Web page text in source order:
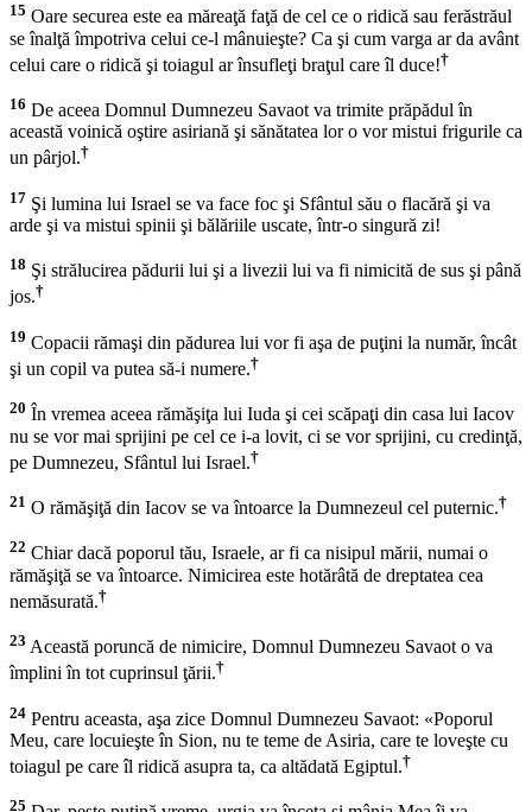
15 Oare securea este ea măreaţă faţă de cel ce o ridică sau ferăstrăul
se înalţă împotriva celui ce-l mânuieşte? Ca şi cum varga ar da avânt
celui care o ridică şi toiagul ar însufleţi braţul care îl duce!†
16 De aceea Domnul Dumnezeu Savaot va trimite prăpădul în
această voinică oştire asiriană şi sănătatea lor o vor mistui frigurile ca
un pârjol.†
17 Şi lumina lui Israel se va face foc şi Sfântul său o flacără şi va
arde şi va mistui spinii şi bălăriile uscate, într-o singură zi!
18 Şi strălucirea pădurii lui şi a livezii lui va fi nimicită de sus şi până
jos.†
19 Copacii rămaşi din pădurea lui vor fi aşa de puţini la număr, încât
şi un copil va putea să-i numere.†
20 În vremea aceea rămăşiţa lui Iuda şi cei scăpaţi din casa lui Iacov
nu se vor mai sprijini pe cel ce i-a lovit, ci se vor sprijini, cu credinţă,
pe Dumnezeu, Sfântul lui Israel.†
21 O rămăşiţă din Iacov se va întoarce la Dumnezeul cel puternic.†
22 Chiar dacă poporul tău, Israele, ar fi ca nisipul mării, numai o
rămăşiţă se va întoarce. Nimicirea este hotărâtă de dreptatea cea
nemăsurată.†
23 Această poruncă de nimicire, Domnul Dumnezeu Savaot o va
împlini în tot cuprinsul ţării.†
24 Pentru aceasta, aşa zice Domnul Dumnezeu Savaot: «Poporul
Meu, care locuieşte în Sion, nu te teme de Asiria, care te loveşte cu
toiagul pe care îl ridică asupra ta, ca altădată Egiptul.†
25